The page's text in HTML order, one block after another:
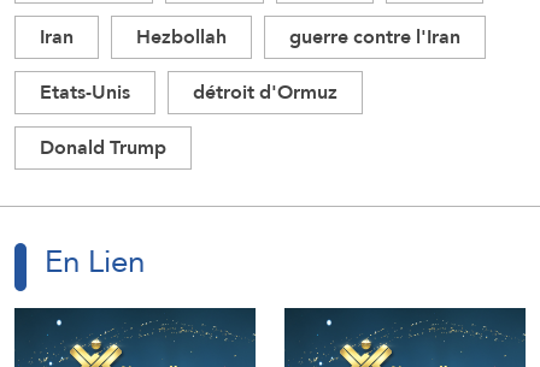
Iran
Hezbollah
guerre contre l'Iran
Etats-Unis
détroit d'Ormuz
Donald Trump
En Lien